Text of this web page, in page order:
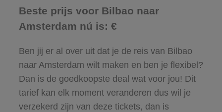
Beste prijs voor Bilbao naar
Amsterdam nú is: €
Ben jij er al over uit dat je de reis van Bilbao
naar Amsterdam wilt maken en ben je flexibel?
Dan is de goedkoopste deal wat voor jou! Dit
tarief kan elk moment veranderen dus wil je
verzekerd zijn van deze tickets, dan is